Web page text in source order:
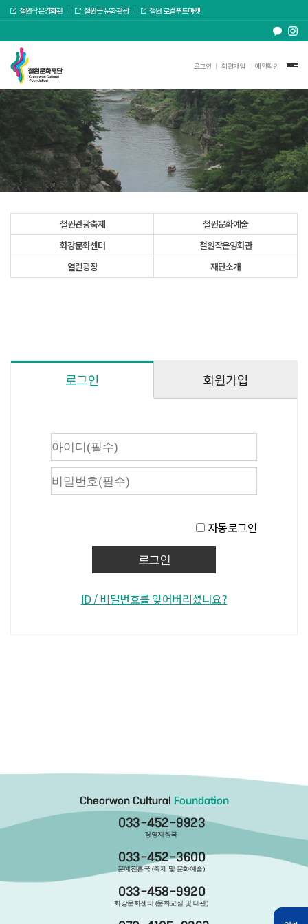
철원작은영화관 철원군 문화관광 철원 로컬푸드마켓
로그인 회원가입 예약확인
철원관광축제
철원문화예술
화강문화센터
철원작은영화관
열린광장
재단소개
로그인 회원가입
자동로그인
ID / 비밀번호를 잊어버리셨나요?
Cheorwon Cultural Foundation
033-452-9923
경영지원국
033-452-3600
문예진흥국 (축제 및 문화예술)
033-458-9920
화강문화센터 (문화교실 및 대관)